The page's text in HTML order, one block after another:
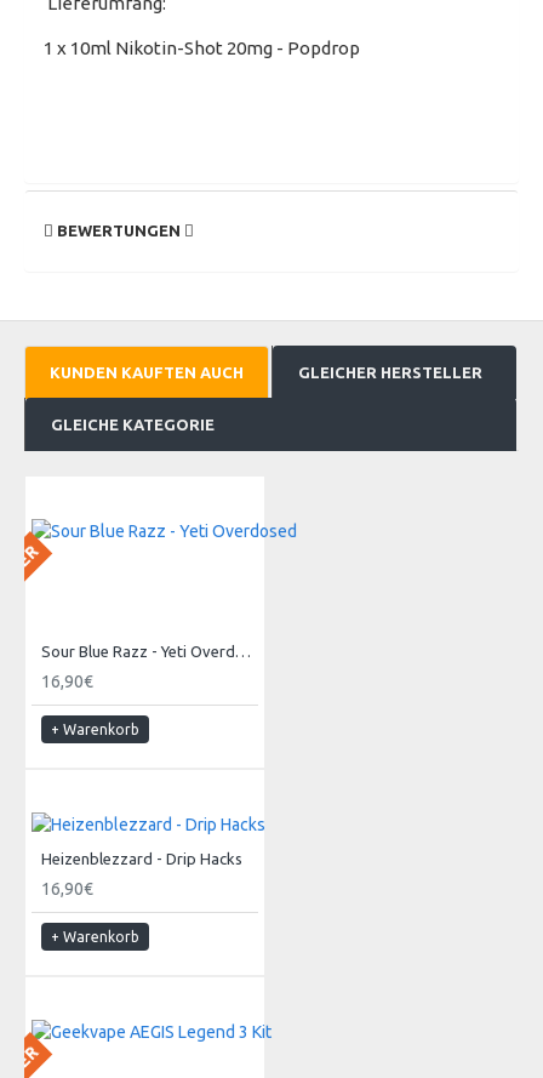
1 x 10ml Nikotin-Shot 20mg - Popdrop
BEWERTUNGEN
KUNDEN KAUFTEN AUCH GLEICHER HERSTELLER
GLEICHE KATEGORIE
Sour Blue Razz - Yeti Overdosed
16,90€
+ Warenkorb
Heizenblezzard - Drip Hacks
16,90€
+ Warenkorb